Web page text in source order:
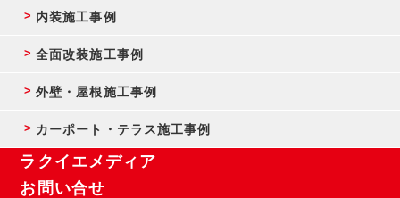
内装施工事例
全面改装施工事例
外壁・屋根施工事例
カーポート・テラス施工事例
ラクイエメディア
お問い合せ